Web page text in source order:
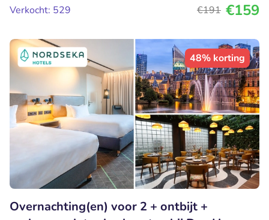
Verkocht: 529
€191 €159
48% korting
Overnachting(en) voor 2 + ontbijt +